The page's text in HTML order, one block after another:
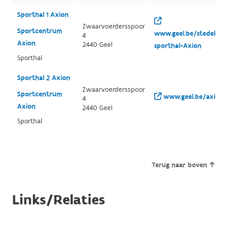
Sporthal 1 Axion
Sportcentrum
Axion
Sporthal
Zwaarvoerdersspoor
4
2440 Geel
www.geel.be/
sporthal-Axion
Sporthal 2 Axion
Sportcentrum
Axion
Sporthal
Zwaarvoerdersspoor
4
2440 Geel
www.geel.be/axion
Terug naar boven
Links/Relaties